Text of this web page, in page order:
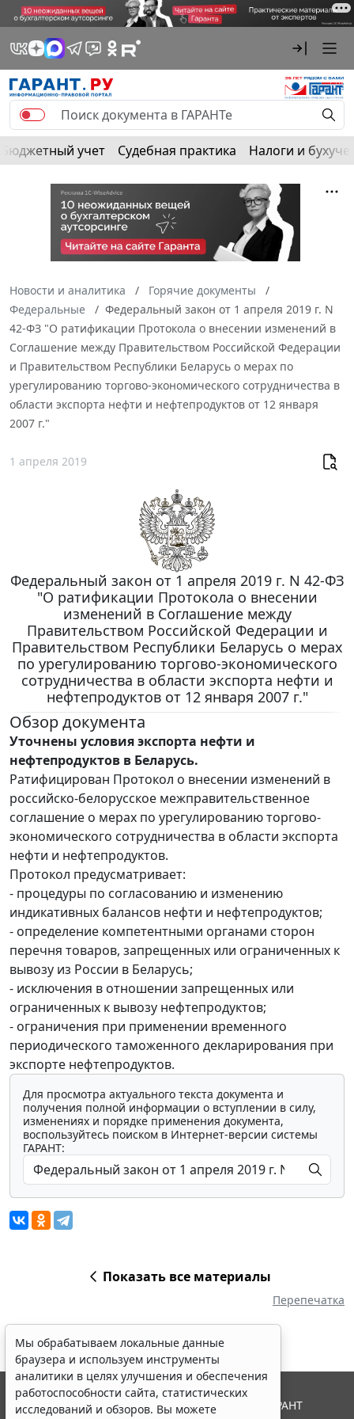
Бюджетный учет Судебная практика Налоги и
Новости и аналитика
Горячие документы
Федеральные
Федеральный закон от 1 апреля 2019 г. N
42-ФЗ "О ратификации Протокола о внесении изменений в
Соглашение между Правительством Российской Федерации
и Правительством Республики Беларусь о мерах по
урегулированию торгово-экономического сотрудничества в
области экспорта нефти и нефтепродуктов от 12 января
2007 г."
1 апреля 2019
Федеральный закон от 1 апреля 2019 г. N 42-ФЗ
"О ратификации Протокола о внесении
изменений в Соглашение между
Правительством Российской Федерации и
Правительством Республики Беларусь о мерах
по урегулированию торгово-экономического
сотрудничества в области экспорта нефти и
нефтепродуктов от 12 января 2007 г."
Обзор документа
Уточнены условия экспорта нефти и
нефтепродуктов в Беларусь.
Ратифицирован Протокол о внесении изменений в
российско-белорусское межправительственное
соглашение о мерах по урегулированию торгово-
экономического сотрудничества в области экспорта
нефти и нефтепродуктов.
Протокол предусматривает:
- процедуры по согласованию и изменению
индикативных балансов нефти и нефтепродуктов;
- определение компетентными органами сторон
перечня товаров, запрещенных или ограниченных к
вывозу из России в Беларусь;
- исключения в отношении запрещенных или
ограниченных к вывозу нефтепродуктов;
- ограничения при применении временного
периодического таможенного декларирования при
экспорте нефтепродуктов.
Для просмотра актуального текста документа и
получения полной информации о вступлении в силу,
изменениях и порядке применения документа,
воспользуйтесь поиском в Интернет-версии системы
ГАРАНТ:
Показать все материалы
Перепечатка
Мы обрабатываем локальные данные
браузера и используем инструменты
аналитики в целях улучшения и обеспечения
работоспособности сайта, статистических
исследований и обзоров. Вы можете
© ООО "НПП "ГАРАНТ-СЕРВИС", 2026. Система ГАРАНТ